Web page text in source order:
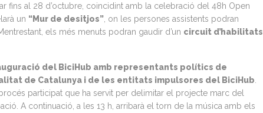
fins al 28 d’octubre, coincidint amb la celebració del 48h Open
un “Mur de desitjos” , on les persones assistents podran
els més menuts podran gaudir d’un circuit d’habilitats
del BiciHub amb representants polítics de
de Catalunya i de les entitats impulsores del BiciHub
participat que ha servit per delimitar el projecte marc del
A continuació, a les 13 h, arribarà el torn de la música amb els